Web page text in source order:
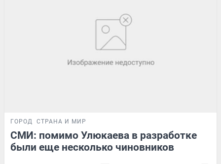
ГОРОД СТРАНА И МИР
СМИ: помимо Улюкаева в разработке
были еще несколько чиновников